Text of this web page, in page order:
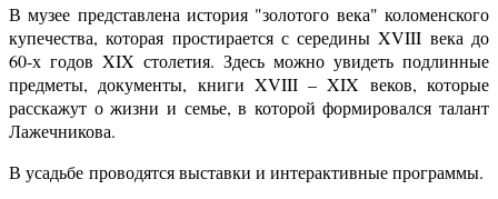
В музее представлена история "золотого века" коломенского
купечества, которая простирается с середины XVIII века до
60-х годов XIX столетия. Здесь можно увидеть подлинные
предметы, документы, книги XVIII – XIX веков, которые
расскажут о жизни и семье, в которой формировался талант
Лажечникова.
В усадьбе проводятся выставки и интерактивные программы.